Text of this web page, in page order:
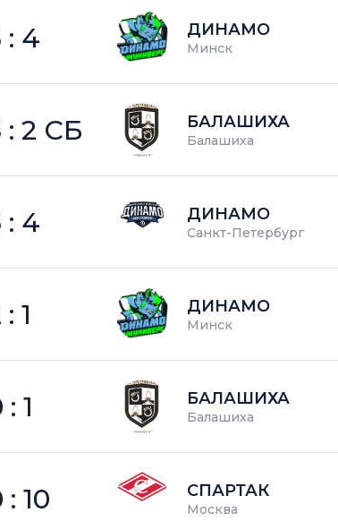
: 4 ДИНАМО
Минск
: 2 СБ БАЛАШИХА
Балашиха
: 4 ДИНАМО
Санкт-Петербург
1 ДИНАМО
Минск
1 БАЛАШИХА
Балашиха
: 10 СПАРТАК
Москва